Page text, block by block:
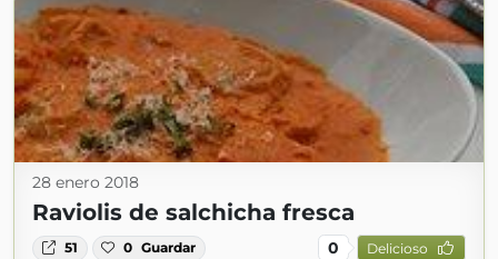
28 enero 2018
Raviolis de salchicha fresca
51 0 Guardar 0 Delicioso